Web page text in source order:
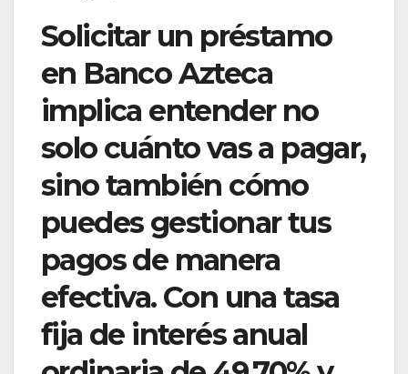
Solicitar un préstamo
en Banco Azteca
implica entender no
solo cuánto vas a pagar,
sino también cómo
puedes gestionar tus
pagos de manera
efectiva. Con una tasa
fija de interés anual